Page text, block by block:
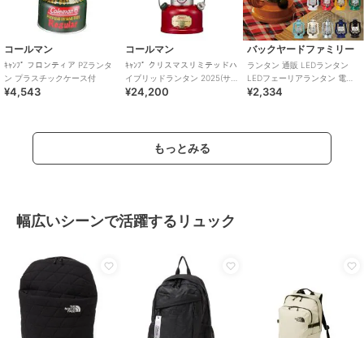
コールマン
ｷｬﾝﾌﾟ フロンティア PZランタ
ン プラスチックケース付
¥4,543
コールマン
ｷｬﾝﾌﾟ クリスマスリミテッドハ
イブリッドランタン 2025(サ
ンタクロースエディション)
¥24,200
バックヤードファミリー
ランタン 通販 LEDランタン
LEDフェーリアランタン 電池
式 LED インテリア 照明 持ち
¥2,334
もっとみる
幅広いシーンで活躍するリュック